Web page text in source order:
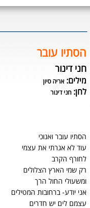
הסתיו עובר
חני דינור
מילים: אריה סיון
לחן: חני דינור
הסתיו עובר ואנוכי
עוד לא אגרתי את עצמי
לחורף הקרב
רק שמי הארץ הצלולים
ומשעולי החול הרך
אני יודע- ברחובות המטילים
עצמם לים יש חדרים